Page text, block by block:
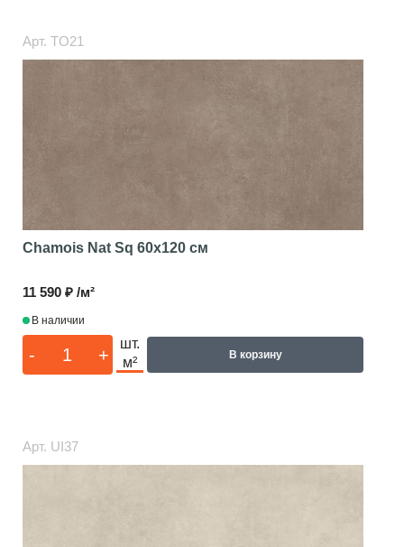
Арт. TO21
Chamois Nat Sq 60x120 см
11 590 ₽ /м²
В наличии
- +
шт.
м²
В корзину
Арт. UI37